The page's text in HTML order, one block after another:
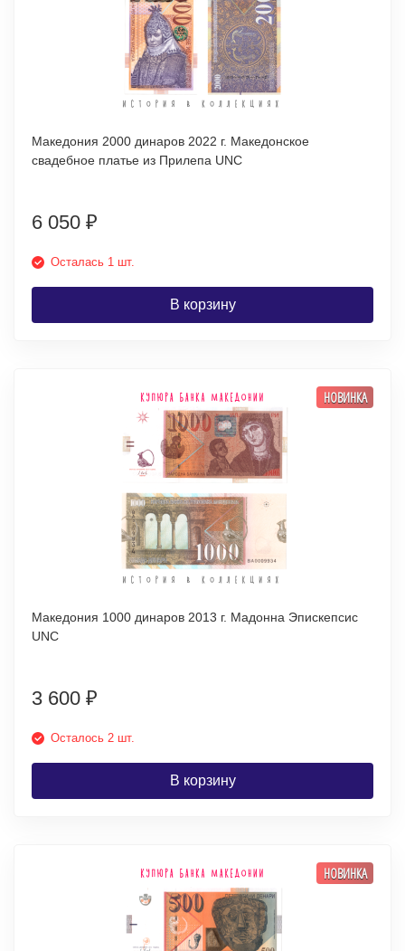
Македония 2000 динаров 2022 г. Македонское
свадебное платье из Прилепа UNC
6 050 ₽
Осталась 1 шт.
В корзину
НОВИНКА
Македония 1000 динаров 2013 г. Мадонна Эпискепсис
UNC
3 600 ₽
Осталось 2 шт.
В корзину
НОВИНКА